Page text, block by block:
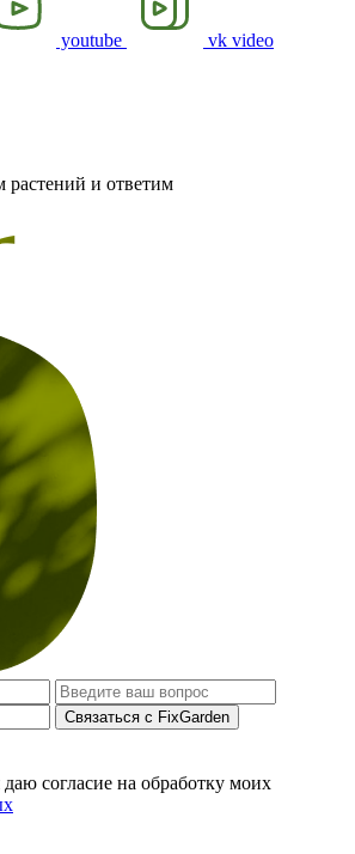
youtube vk video
и ответим
Связаться с FixGarden
согласие на обработку моих